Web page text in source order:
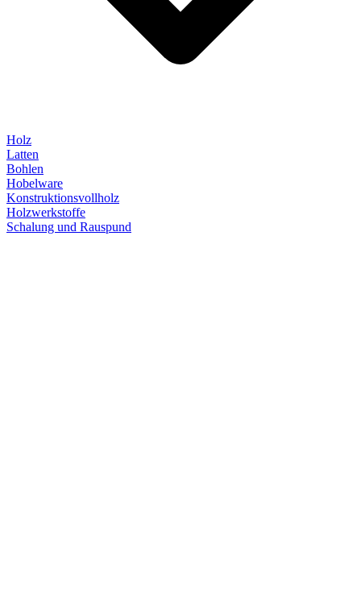
Holz
Latten
Bohlen
Hobelware
Konstruktionsvollholz
Holzwerkstoffe
Schalung und Rauspund